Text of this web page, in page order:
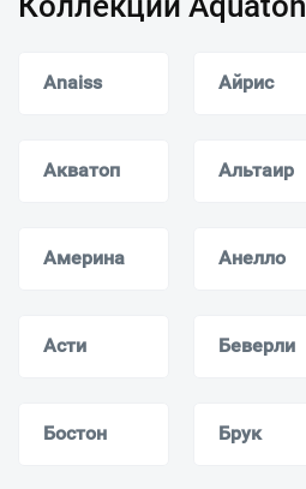
Anaiss Айрис
Акватоп Альтаир
Америна Анелло
Асти Беверли
Бостон Брук